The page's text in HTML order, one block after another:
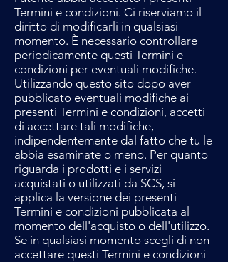
Termini e condizioni. Ci riserviamo il
diritto di modificarli in qualsiasi
momento. È necessario controllare
periodicamente questi Termini e
condizioni per eventuali modifiche.
Utilizzando questo sito dopo aver
pubblicato eventuali modifiche ai
presenti Termini e condizioni, accetti
di accettare tali modifiche,
indipendentemente dal fatto che tu le
abbia esaminate o meno. Per quanto
riguarda i prodotti e i servizi
acquistati o utilizzati da SCS, si
applica la versione dei presenti
Termini e condizioni pubblicata al
momento dell'acquisto o dell'utilizzo.
Se in qualsiasi momento scegli di non
accettare questi Termini e condizioni